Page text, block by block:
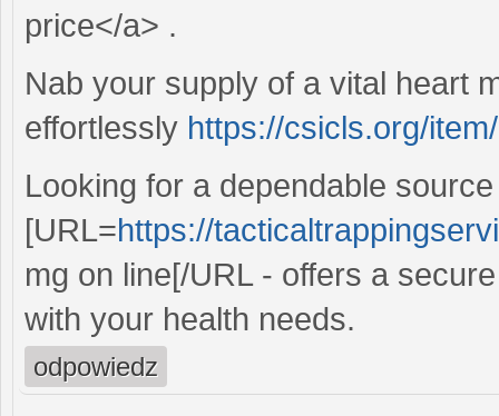
price</a> .
Nab your supply of a vital heart
effortlessly https://csicls.org/
Looking for a dependable
[URL=https://
mg on line[/URL - offers a
with your health needs.
odpowiedz